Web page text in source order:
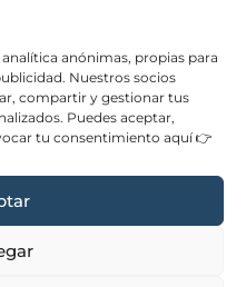
anónimas, propias para
Nuestros socios
compartir y gestionar tus
Puedes aceptar,
tu consentimiento aquí 👉